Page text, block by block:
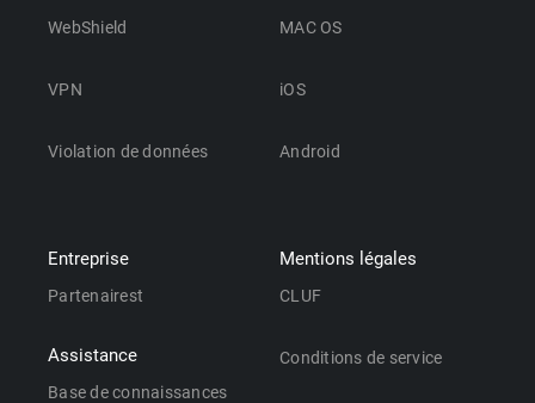
WebShield
VPN
Violation de données
MAC OS
iOS
Android
Entreprise
Partenairest
Assistance
Base de connaissances
Mentions légales
CLUF
Conditions de service